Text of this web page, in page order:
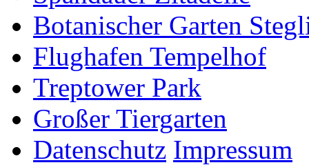
Botanischer Garten
Flughafen Tempelhof
Treptower Park
Großer Tiergarten
Datenschutz Impressum